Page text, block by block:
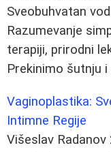
Sveobuhvatan
Razumevanje
terapiji, prirodni
Prekinimo šutnju
Vaginoplastika:
Intimne Regije
Višeslav Radanov